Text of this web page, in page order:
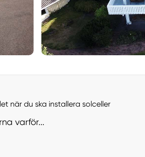
när du ska installera solceller
varför...